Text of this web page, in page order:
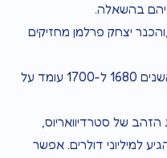
בהשאלה.
יצחק פרלמן מחזיקים
מחיר כינור סטרדיוואריוס שיוצר בין השנים 1680 ל-1700 עומד על
של סטרדיוואריוס,
1720, יכול להגיע למיליוני דולרים. אפשר